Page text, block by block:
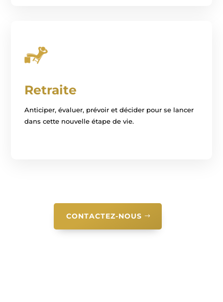
Retraite
Anticiper, évaluer, prévoir et décider pour se lancer
dans cette nouvelle étape de vie.
CONTACTEZ-NOUS